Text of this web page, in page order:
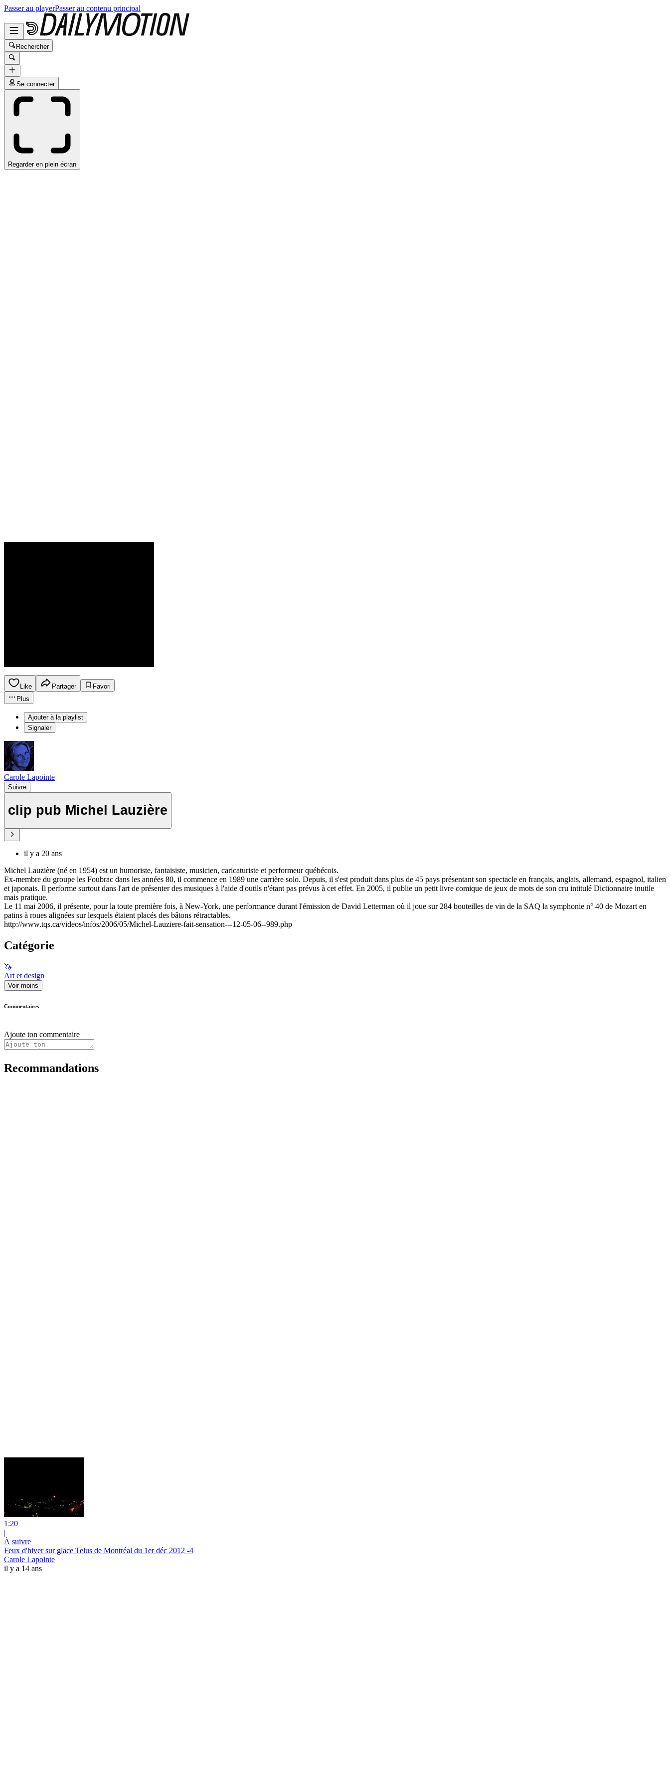
Passer au playerPasser au contenu principal
Rechercher
Se connecter
Regarder en plein écran
Like Partager
Favori
Plus
Ajouter à la playlist
Signaler
Carole Lapointe
Suivre
clip pub Michel Lauzière
il y a 20 ans
Michel Lauzière (né en 1954) est un humoriste, fantaisiste, musicien, caricaturiste et performeur québécois.
Ex-membre du groupe les Foubrac dans les années 80, il commence en 1989 une carrière solo. Depuis, il s'est produit dans plus de 45 pays présentant son spectacle en français, anglais, allemand, espagnol, italien
et japonais. Il performe surtout dans l'art de présenter des musiques à l'aide d'outils n'étant pas prévus à cet effet. En 2005, il publie un petit livre comique de jeux de mots de son cru intitulé Dictionnaire inutile
mais pratique.
Le 11 mai 2006, il présente, pour la toute première fois, à New-York, une performance durant l'émission de David Letterman où il joue sur 284 bouteilles de vin de la SAQ la symphonie n° 40 de Mozart en
patins à roues alignées sur lesquels étaient placés des bâtons rétractables.
http://www.tqs.ca/videos/infos/2006/05/Michel-Lauziere-fait-sensation---12-05-06--989.php
Catégorie
🦄
Art et design
Voir moins
Commentaires
Ajoute ton commentaire
Recommandations
1:20
|
À suivre
Feux d'hiver sur glace Telus de Montréal du 1er déc 2012 -4
Carole Lapointe
il y a 14 ans